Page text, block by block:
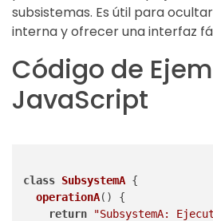
subsistemas. Es útil para
interna y ofrecer una interfaz
Código de
JavaScript
class SubsystemA {
operationA( ) {
return
"SubsystemA: